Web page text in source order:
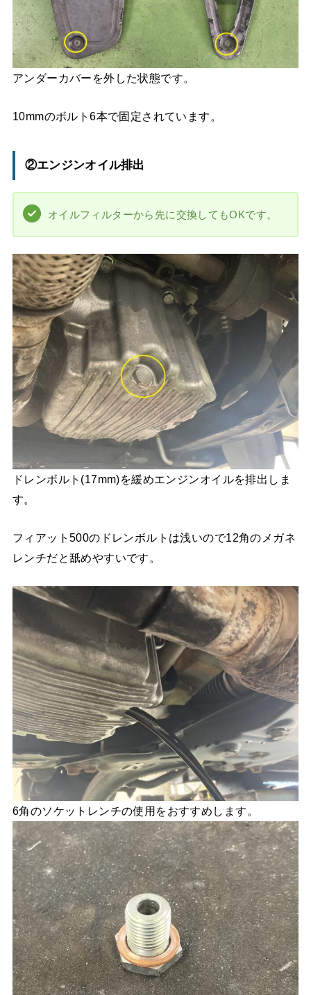
アンダーカバーを外した状態です。
10mmのボルト6本で固定されています。
②エンジンオイル排出
オイルフィルターから先に交換してもOKです。
ドレンボルト(17mm)を緩めエンジンオイルを排出しま
す。
フィアット500のドレンボルトは浅いので12角のメガネ
レンチだと舐めやすいです。
6角のソケットレンチの使用をおすすめします。